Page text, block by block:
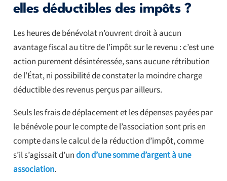
elles déductibles des impôts ?
Les heures de bénévolat n’ouvrent droit à aucun
avantage fiscal au titre de l’impôt sur le revenu : c’est une
action purement désintéressée, sans aucune rétribution
de l’État, ni possibilité de constater la moindre charge
déductible des revenus perçus par ailleurs.
Seuls les frais de déplacement et les dépenses payées par
le bénévole pour le compte de l’association sont pris en
compte dans le calcul de la réduction d’impôt, comme
s’il s’agissait d’undon d’une somme d’argent à une
association.